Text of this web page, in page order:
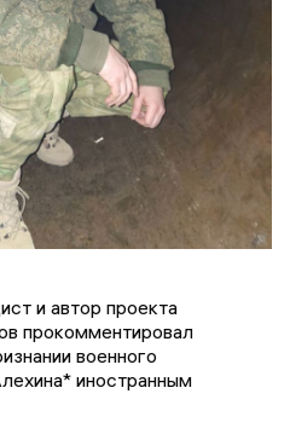
и автор проекта
прокомментировал
военного
иностранным